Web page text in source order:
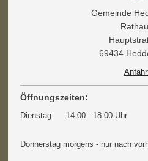
Gemeinde
69434
Öffnungszeiten:
Dienstag: 14.00 - 18.00 Uhr
Donnerstag morgens - nur nach